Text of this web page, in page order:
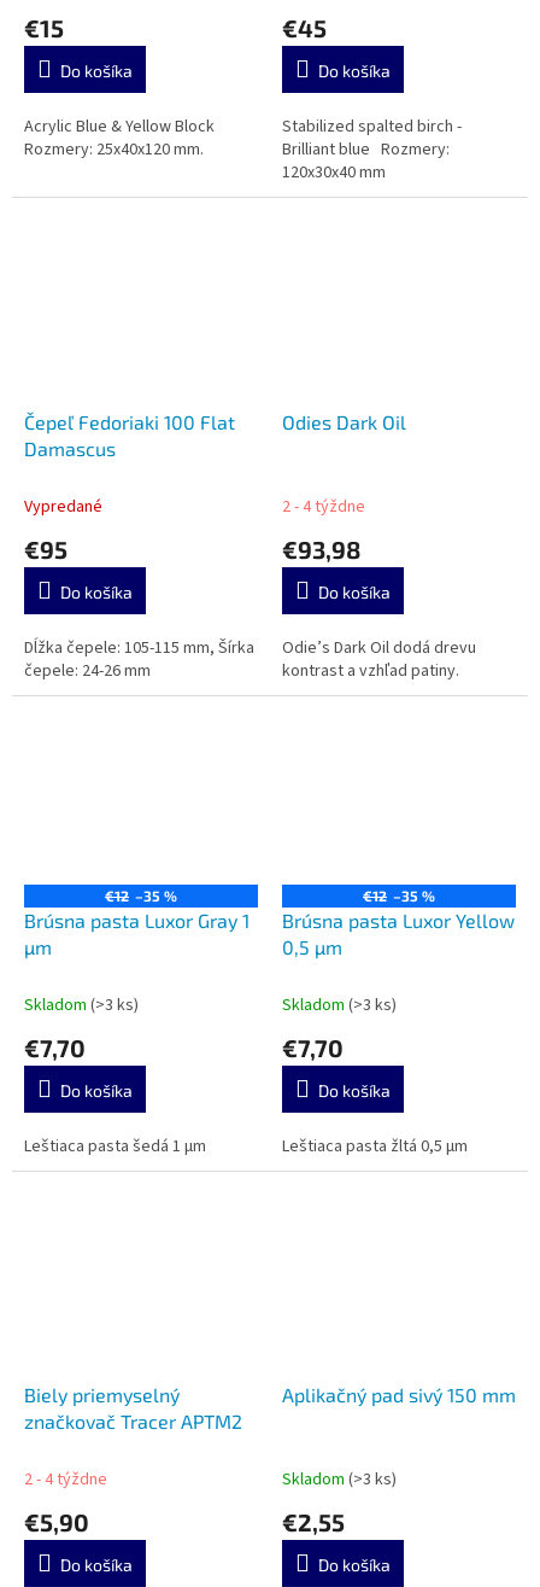
€15
Do košíka
Acrylic Blue & Yellow Block
Rozmery: 25x40x120 mm.
€45
Do košíka
Stabilized spalted birch -
Brilliant blue Rozmery:
120x30x40 mm
Čepeľ Fedoriaki 100 Flat
Damascus
Vypredané
€95
Do košíka
Dĺžka čepele: 105-115 mm, Šírka
čepele: 24-26 mm
Odies Dark Oil
2 - 4 týždne
€93,98
Do košíka
Odie’s Dark Oil dodá drevu
kontrast a vzhľad patiny.
€12 –35 %
Brúsna pasta Luxor Gray 1
µm
Skladom (>3 ks)
€7,70
Do košíka
Leštiaca pasta šedá 1 µm
€12 –35 %
Brúsna pasta Luxor Yellow
0,5 µm
Skladom (>3 ks)
€7,70
Do košíka
Leštiaca pasta žltá 0,5 µm
Biely priemyselný
značkovač Tracer APTM2
2 - 4 týždne
€5,90
Do košíka
Aplikačný pad sivý 150 mm
Skladom (>3 ks)
€2,55
Do košíka